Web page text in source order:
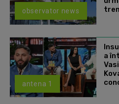
observator news
antena 1
a